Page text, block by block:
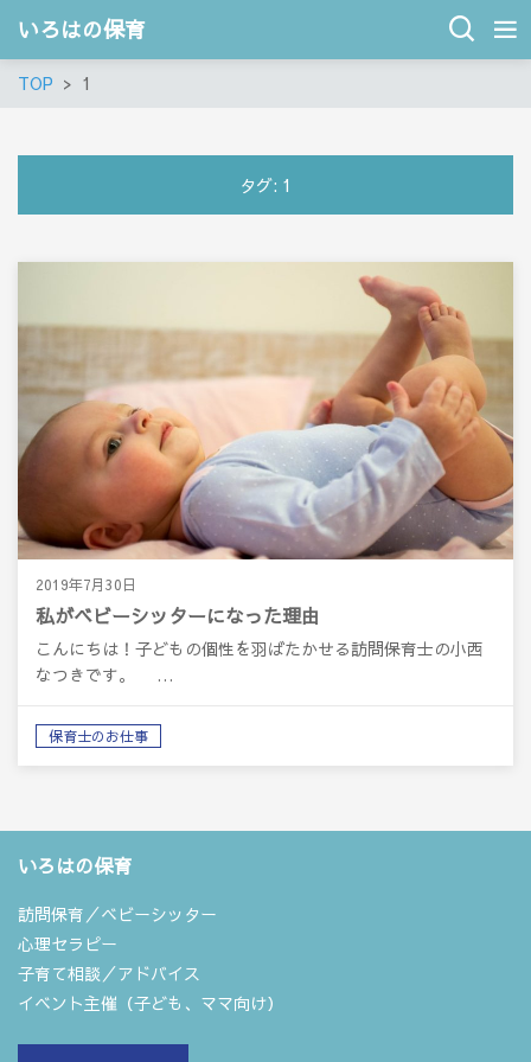
いろはの保育
TOP 1
タグ: 1
2019年7月30日
私がベビーシッターになった理由
こんにちは！子どもの個性を羽ばたかせる訪問保育士の小西
なつきです。 …
保育士のお仕事
いろはの保育
訪問保育／ベビーシッター
心理セラピー
子育て相談／アドバイス
イベント主催（子ども、ママ向け）